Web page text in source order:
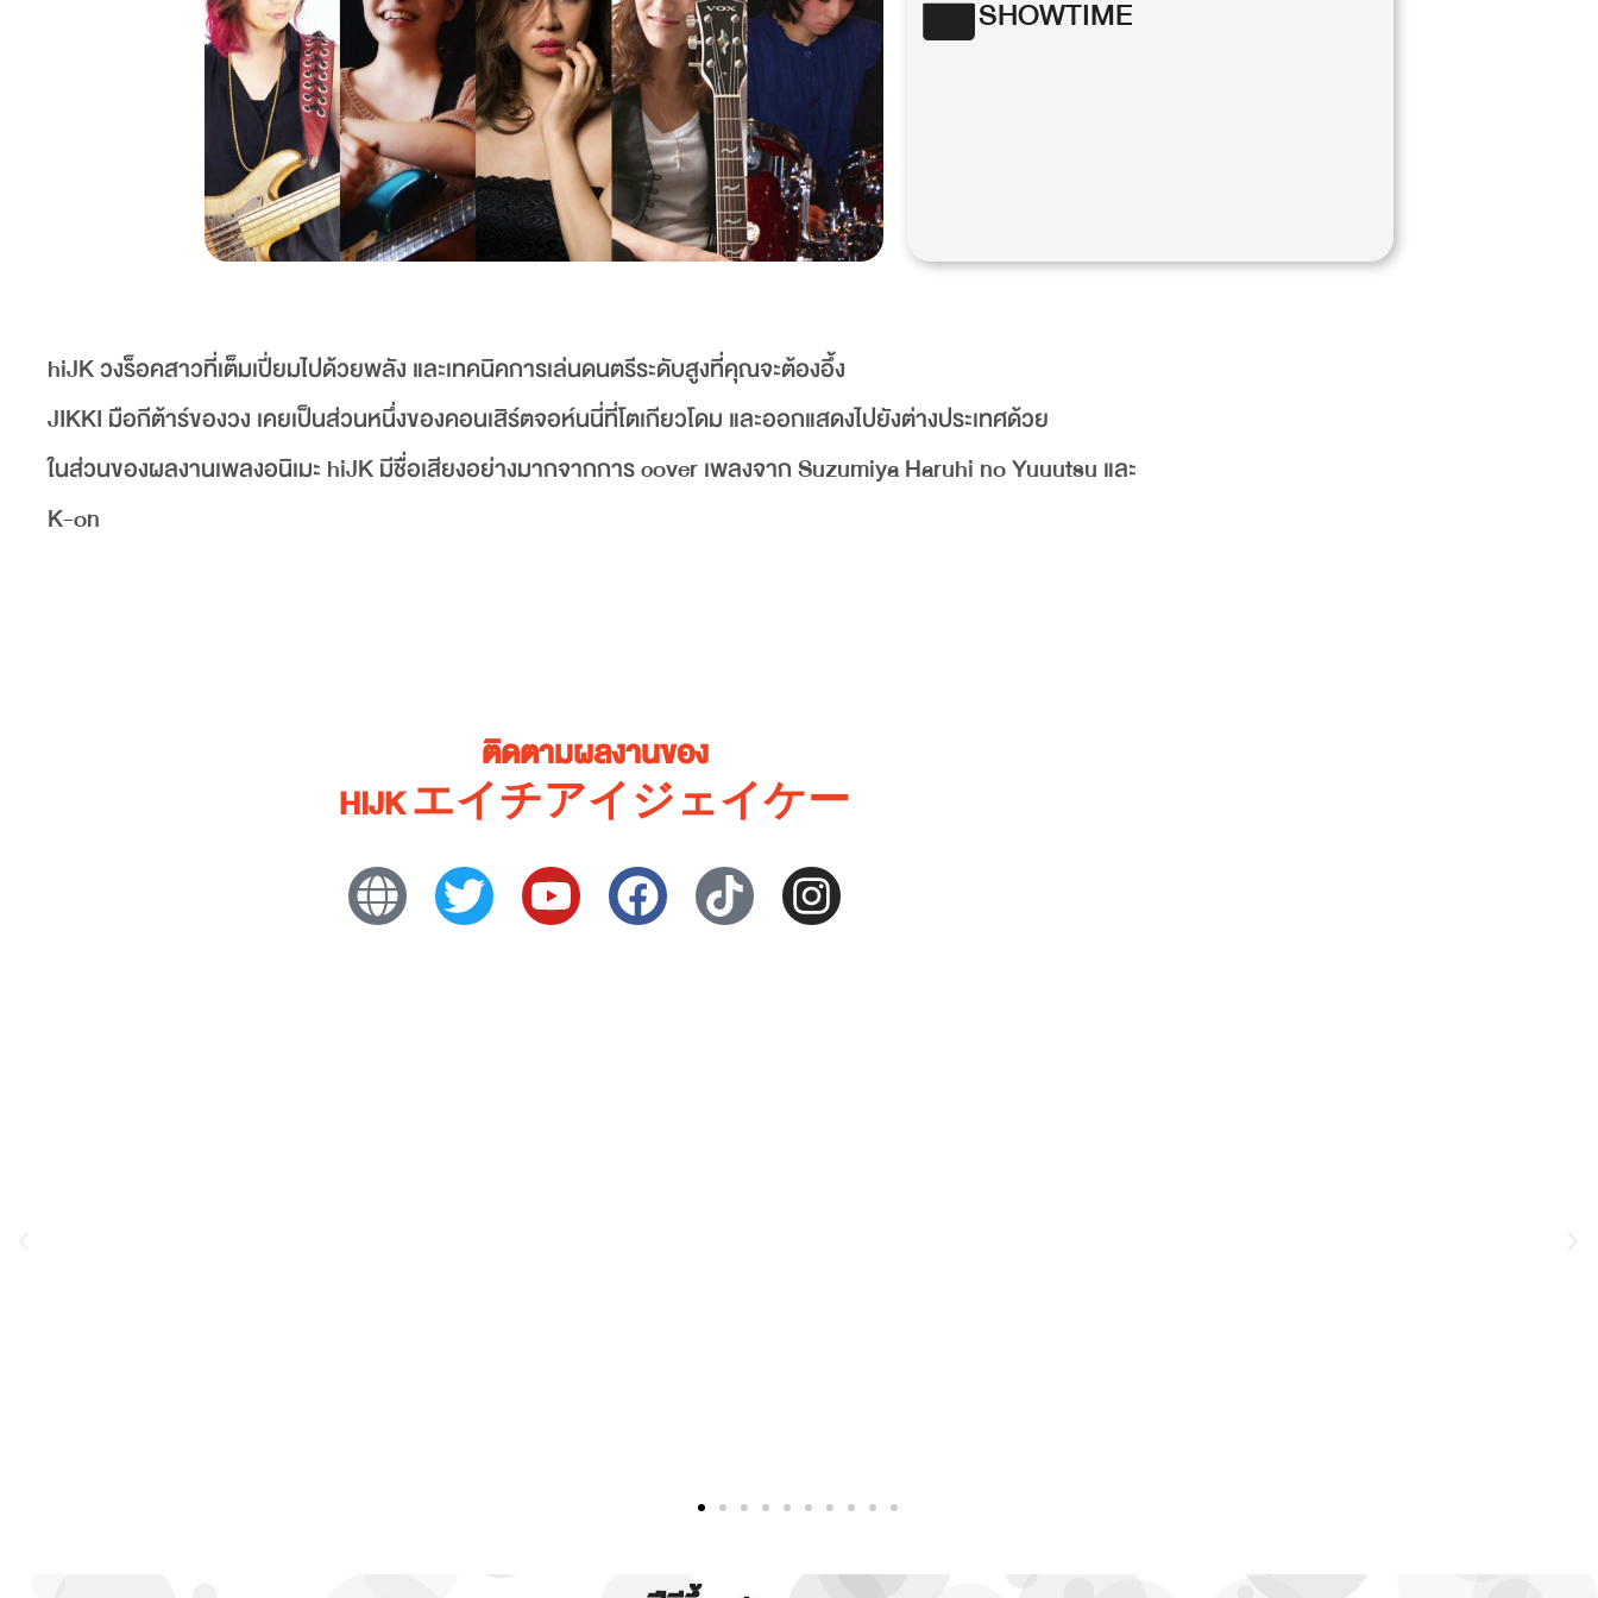
SHOWTIME
hiJK วงร็อคสาวที่เต็มเปี่ยมไปด้วยพลัง และเทคนิคการเล่นดนตรีระดับสูงที่คุณจะต้องอึ้ง
JIKKI มือกีต้าร์ของวง เคยเป็นส่วนหนึ่งของคอนเสิร์ตจอห์นนี่ที่โตเกียวโดม และออกแสดงไปยังต่างประเทศด้วย
ในส่วนของผลงานเพลงอนิเมะ hiJK มีชื่อเสียงอย่างมากจากการ cover เพลงจาก Suzumiya Haruhi no Yuuutsu และ
K-on
ติดตามผลงานของ
HIJK エイチアイジェイケー